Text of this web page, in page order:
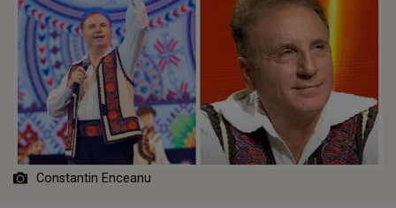
Constantin Enceanu